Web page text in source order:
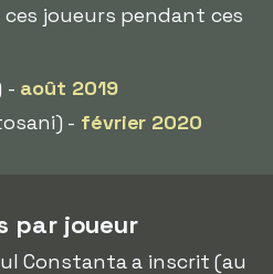
joueurs pendant ces
- août 2019
- février 2020
par joueur
Constanta a inscrit (au